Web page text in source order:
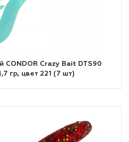
CONDOR Crazy Bait DTS90
гр, цвет 221 (7 шт)